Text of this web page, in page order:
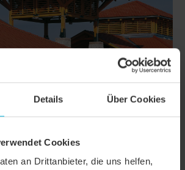
Details Über Cookies
Cookies
an Drittanbieter, die uns helfen,
Biberschwanzziegel KLASSIK